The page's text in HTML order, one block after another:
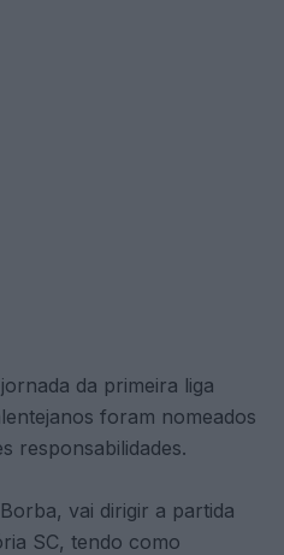
da primeira liga
foram nomeados
responsabilidades.
vai dirigir a partida
SC, tendo como